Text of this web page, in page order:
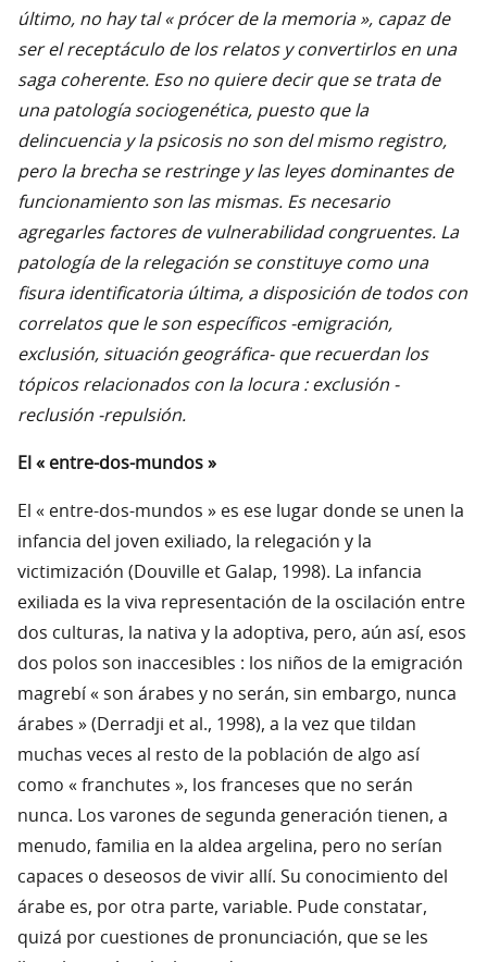
último, no hay tal « prócer de la memoria », capaz de
ser el receptáculo de los relatos y convertirlos en una
saga coherente. Eso no quiere decir que se trata de
una patología sociogenética, puesto que la
delincuencia y la psicosis no son del mismo registro,
pero la brecha se restringe y las leyes dominantes de
funcionamiento son las mismas. Es necesario
agregarles factores de vulnerabilidad congruentes. La
patología de la relegación se constituye como una
fisura identificatoria última, a disposición de todos con
correlatos que le son específicos -emigración,
exclusión, situación geográfica- que recuerdan los
tópicos relacionados con la locura : exclusión -
reclusión -repulsión.
El « entre-dos-mundos »
El « entre-dos-mundos » es ese lugar donde se unen la
infancia del joven exiliado, la relegación y la
victimización (Douville et Galap, 1998). La infancia
exiliada es la viva representación de la oscilación entre
dos culturas, la nativa y la adoptiva, pero, aún así, esos
dos polos son inaccesibles : los niños de la emigración
magrebí « son árabes y no serán, sin embargo, nunca
árabes » (Derradji et al., 1998), a la vez que tildan
muchas veces al resto de la población de algo así
como « franchutes », los franceses que no serán
nunca. Los varones de segunda generación tienen, a
menudo, familia en la aldea argelina, pero no serían
capaces o deseosos de vivir allí. Su conocimiento del
árabe es, por otra parte, variable. Pude constatar,
quizá por cuestiones de pronunciación, que se les